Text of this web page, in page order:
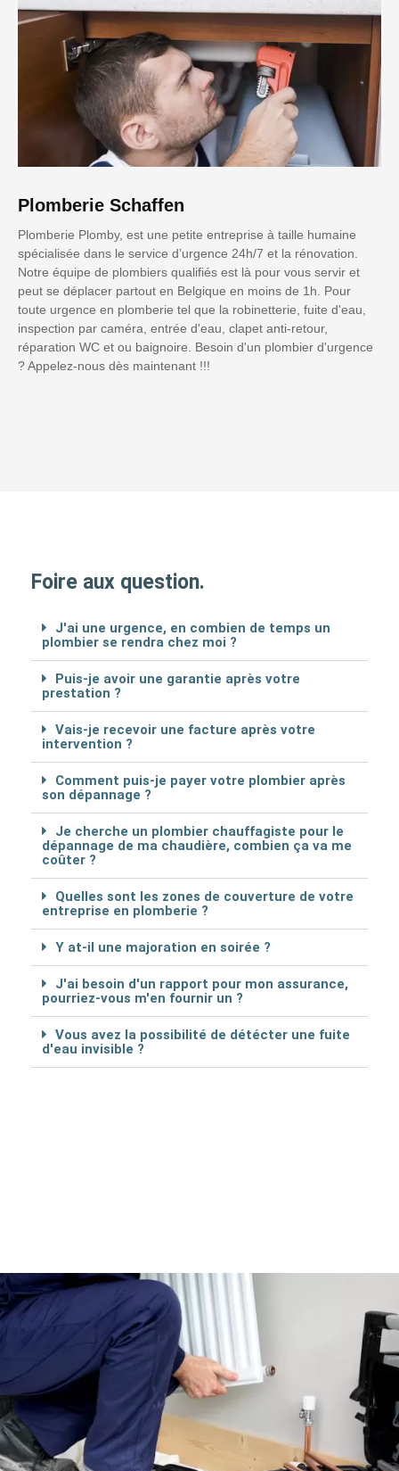
Plomberie Schaffen
Plomberie Plomby, est une petite entreprise à taille humaine
spécialisée dans le service d’urgence 24h/7 et la rénovation.
Notre équipe de plombiers qualifiés est là pour vous servir et
peut se déplacer partout en Belgique en moins de 1h. Pour
toute urgence en plomberie tel que la robinetterie, fuite d'eau,
inspection par caméra, entrée d'eau, clapet anti-retour,
réparation WC et ou baignoire. Besoin d'un plombier d'urgence
? Appelez-nous dès maintenant !!!
Foire aux question.
J'ai une urgence, en combien de temps un
plombier se rendra chez moi ?
Puis-je avoir une garantie après votre
prestation ?
Vais-je recevoir une facture après votre
intervention ?
Comment puis-je payer votre plombier après
son dépannage ?
Je cherche un plombier chauffagiste pour le
dépannage de ma chaudière, combien ça va me
coûter ?
Quelles sont les zones de couverture de votre
entreprise en plomberie ?
Y at-il une majoration en soirée ?
J'ai besoin d'un rapport pour mon assurance,
pourriez-vous m'en fournir un ?
Vous avez la possibilité de détécter une fuite
d'eau invisible ?